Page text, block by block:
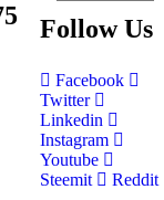
Follow Us
Facebook
Twitter
Linkedin
Instagram
Youtube
Steemit
Reddit